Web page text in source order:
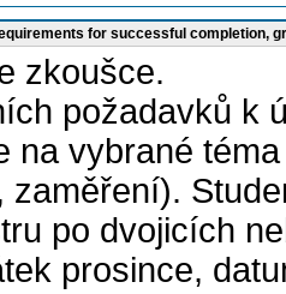
for successful completion,
zkoušce.
požadavků k
na vybrané
zaměření).
po dvojicích
prosince,